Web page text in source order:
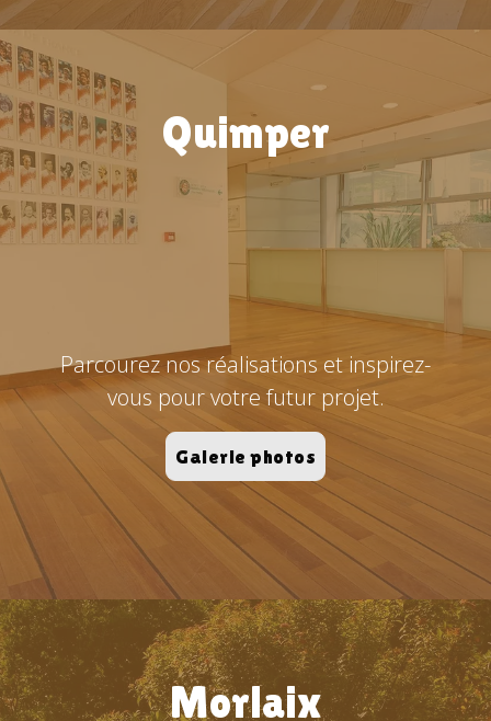
Quimper
Parcourez nos réalisations et inspirez-
vous pour votre futur projet.
Galerie photos
Morlaix